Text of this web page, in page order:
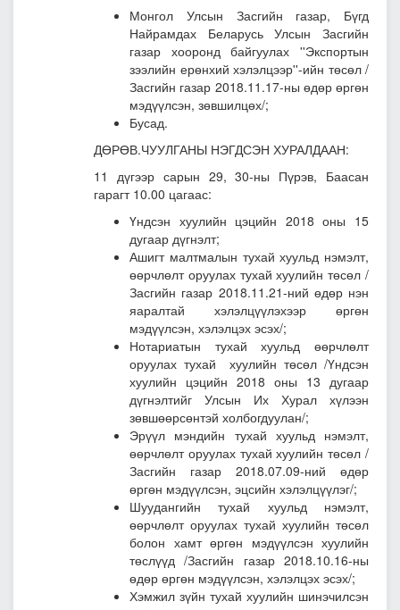
Монгол Улсын Засгийн газар, Бүгд
Найрамдах Беларусь Улсын Засгийн
газар хооронд байгуулах ''Экспортын
зээлийн ерөнхий хэлэлцээр''-ийн төсөл /
Засгийн газар 2018.11.17-ны өдөр өргөн
мэдүүлсэн, зөвшилцөх/;
Бусад.
ДӨРӨВ.ЧУУЛГАНЫ НЭГДСЭН ХУРАЛДААН:
11 дүгээр сарын 29, 30-ны Пүрэв, Баасан
гарагт 10.00 цагаас:
Үндсэн хуулийн цэцийн 2018 оны 15
дугаар дүгнэлт;
Ашигт малтмалын тухай хуульд нэмэлт,
өөрчлөлт оруулах тухай хуулийн төсөл /
Засгийн газар 2018.11.21-ний өдөр нэн
яаралтай хэлэлцүүлэхээр өргөн
мэдүүлсэн, хэлэлцэх эсэх/;
Нотариатын тухай хуульд өөрчлөлт
оруулах тухай хуулийн төсөл /Үндсэн
хуулийн цэцийн 2018 оны 13 дугаар
дүгнэлтийг Улсын Их Хурал хүлээн
зөвшөөрсөнтэй холбогдуулан/;
Эрүүл мэндийн тухай хуульд нэмэлт,
өөрчлөлт оруулах тухай хуулийн төсөл /
Засгийн газар 2018.07.09-ний өдөр
өргөн мэдүүлсэн, эцсийн хэлэлцүүлэг/;
Шуудангийн тухай хуульд нэмэлт,
өөрчлөлт оруулах тухай хуулийн төсөл
болон хамт өргөн мэдүүлсэн хуулийн
төслүүд /Засгийн газар 2018.10.16-ны
өдөр өргөн мэдүүлсэн, хэлэлцэх эсэх/;
Хэмжил зүйн тухай хуулийн шинэчилсэн